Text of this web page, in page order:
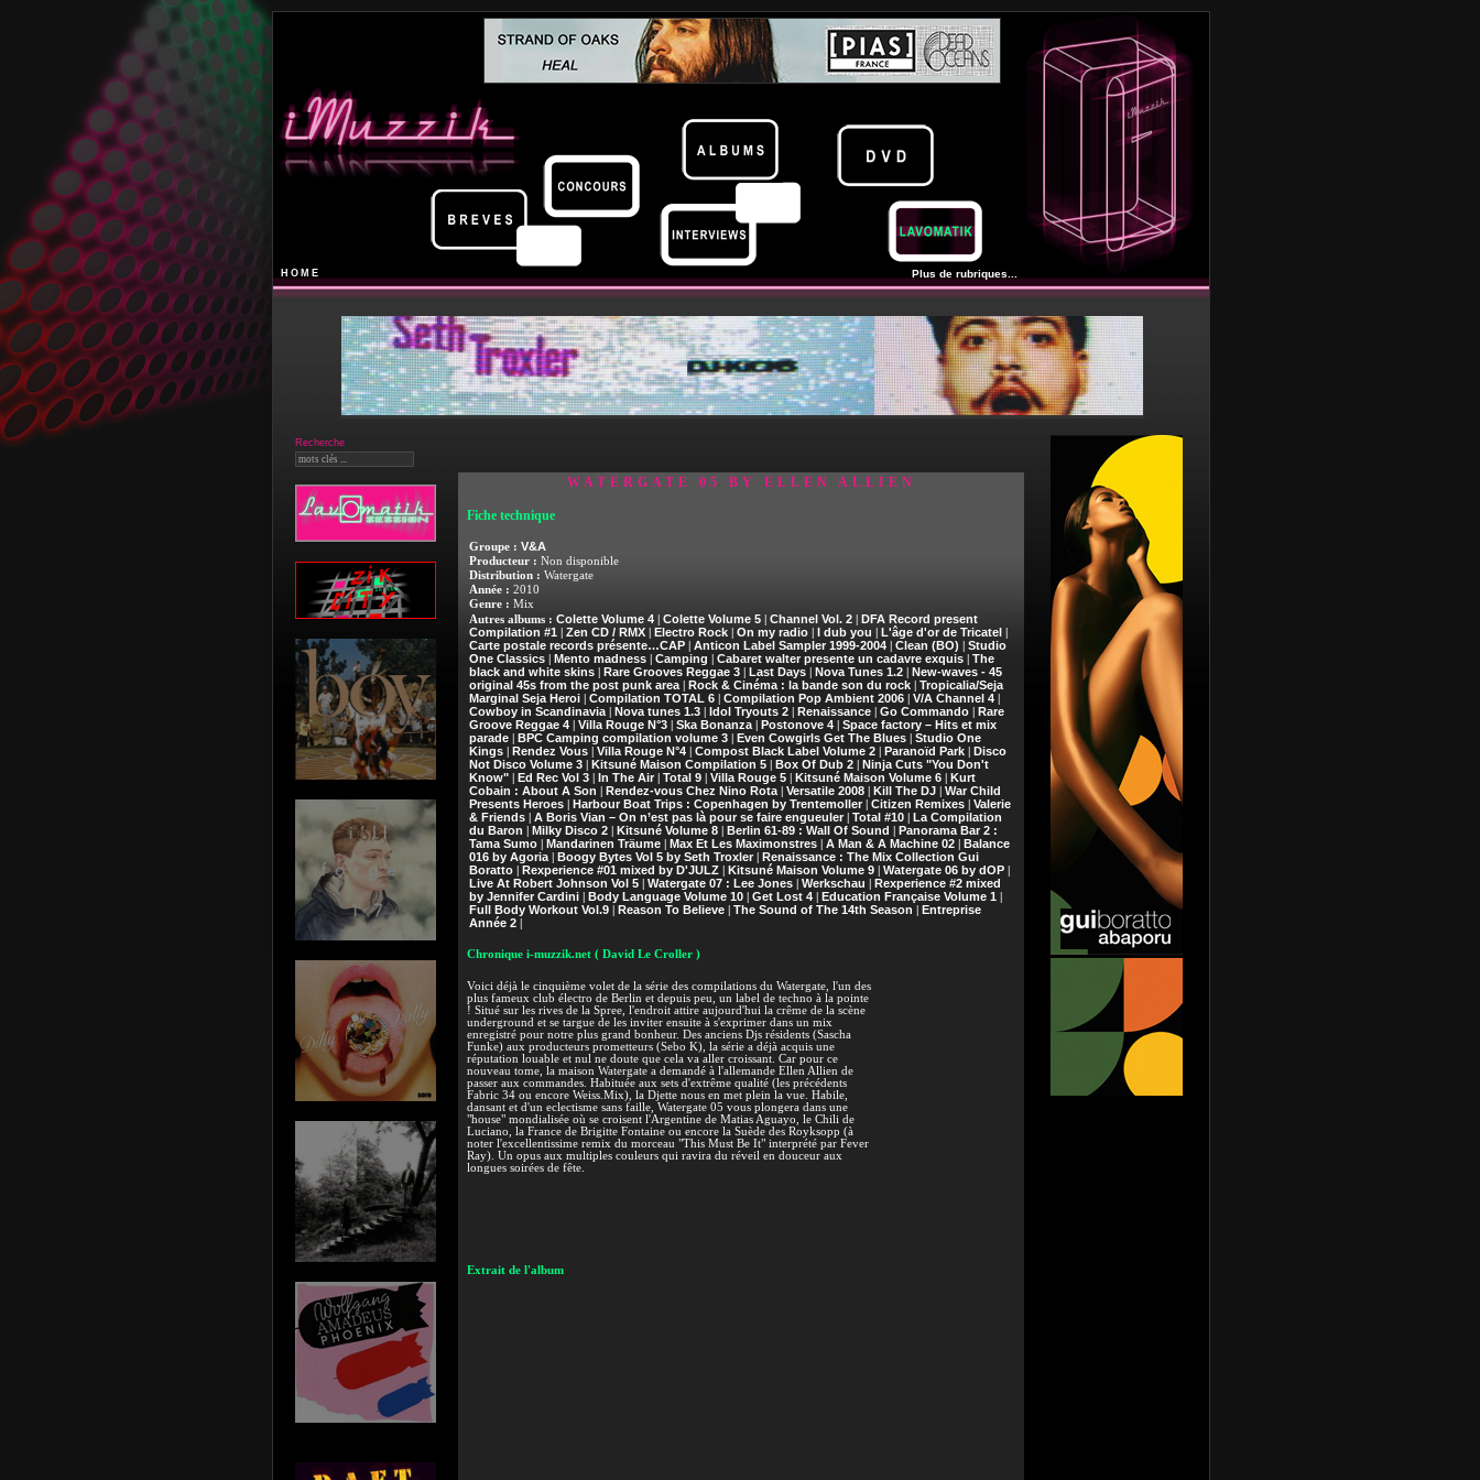
HOME Plus de rubriques...
Recherche
WATERGATE 05 BY ELLEN ALLIEN
Fiche technique
Groupe : V&A
Producteur : Non disponible
Distribution : Watergate
Année : 2010
Genre : Mix
Autres albums : Colette Volume 4| Colette Volume 5| Channel Vol. 2| DFA Record present
Compilation #1
Zen CD / RMX| Electro Rock| On my radio| I dub you L'âge d'or de Tricatel
Carte postale records présente…CAP| Anticon Label Sampler 1999-2004| Clean (BO)
Studio
One Classics| Mento madness| Camping Cabaret walter presente un cadavre exquis| The
black and white skins
Rare Grooves Reggae 3| Last Days| Nova Tunes 1.2| New-waves - 45
original 45s from the post punk area| Rock & Cinéma : la bande son du rock| Tropicalia/Seja
Marginal Seja Heroi| Compilation TOTAL 6| Compilation Pop Ambient 2006| V/A Channel 4|
Cowboy in Scandinavia| Nova tunes 1.3| Idol Tryouts 2| Renaissance| Go Commando| Rare
Groove Reggae 4| Villa Rouge N°3| Ska Bonanza| Postonove 4| Space factory – Hits et mix
parade| BPC Camping compilation volume 3| Even Cowgirls Get The Blues| Studio One
Kings| Rendez Vous| Villa Rouge N°4| Compost Black Label Volume 2| Paranoïd Park| Disco
Not Disco Volume 3| Kitsuné Maison Compilation 5| Box Of Dub 2| Ninja Cuts "You Don't
Know"| Ed Rec Vol 3| In The Air| Total 9| Villa Rouge 5| Kitsuné Maison Volume 6| Kurt
Cobain : About A Son
Rendez-vous Chez Nino Rota| Versatile 2008| Kill The DJ| War Child
Presents Heroes| Harbour Boat Trips : Copenhagen by Trentemoller| Citizen Remixes| Valerie
& Friends| A Boris Vian – On n’est pas là pour se faire engueuler| Total #10| La Compilation
du Baron
Milky Disco 2| Kitsuné Volume 8| Berlin 61-89 : Wall Of Sound
Panorama Bar 2 :
Tama Sumo| Mandarinen Träume| Max Et Les Maximonstres| A Man & A Machine 02| Balance
016 by Agoria| Boogy Bytes Vol 5 by Seth Troxler| Renaissance : The Mix Collection Gui
Boratto| Rexperience #01 mixed by D'JULZ| Kitsuné Maison Volume 9| Watergate 06 by dOP|
Live At Robert Johnson Vol 5| Watergate 07 : Lee Jones| Werkschau
Rexperience #2 mixed
by Jennifer Cardini| Body Language Volume 10| Get Lost 4| Education Française Volume 1
Full Body Workout Vol.9| Reason To Believe| The Sound of The 14th Season
Entreprise
Année 2|
Chronique i-muzzik.net ( David Le Croller )
Voici déjà le cinquième volet de la série des compilations du Watergate, l'un des
plus fameux club électro de Berlin et depuis peu, un label de techno à la pointe
! Situé sur les rives de la Spree, l'endroit attire aujourd'hui la crême de la scène
underground et se targue de les inviter ensuite à s'exprimer dans un mix
enregistré pour notre plus grand bonheur. Des anciens Djs résidents (Sascha
Funke) aux producteurs prometteurs (Sebo K), la série a déjà acquis une
réputation louable et nul ne doute que cela va aller croissant. Car pour ce
nouveau tome, la maison Watergate a demandé à l'allemande Ellen Allien de
passer aux commandes. Habituée aux sets d'extrême qualité (les précédents
Fabric 34 ou encore Weiss.Mix), la Djette nous en met plein la vue. Habile,
dansant et d'un eclectisme sans faille, Watergate 05 vous plongera dans une
"house" mondialisée où se croisent l'Argentine de Matias Aguayo, le Chili de
Luciano, la France de Brigitte Fontaine ou encore la Suède des Royksopp (à
noter l'excellentissime remix du morceau "This Must Be It" interprété par Fever
Ray). Un opus aux multiples couleurs qui ravira du réveil en douceur aux
longues soirées de fête.
Extrait de l'album